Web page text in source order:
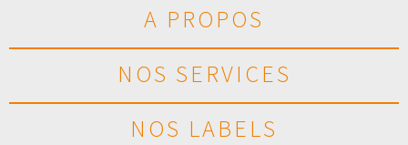
A PROPOS
NOS SERVICES
NOS LABELS